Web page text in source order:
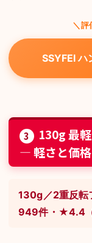
＼評
SSYFEI
3
130g 最
— 軽さと価
130g／2重反転
949件・★4.4（